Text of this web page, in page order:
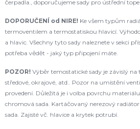
čerpadla., doporučujeme sady pro ústřední
DOPORUČENÍ od NIRE! Ke všem typům
termoventilem a termostatiskou hlavicí.
a hlavic. Všechny tyto sady naleznete v sekci
potřeba vědět - jaký typ připojení máte.
POZOR! Výběr temostatické sady je závislý
středové, okrajové, atd.. Pozor na umístění
provedení. Důležitá je i volba povrchu
chromová sada. Kartáčovaný nerezový
sada. Zajisté vč. hlavice a krytek potrubí.